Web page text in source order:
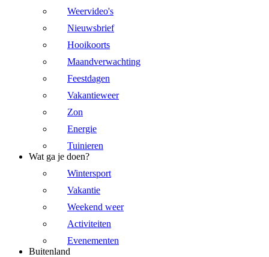
Weervideo's
Nieuwsbrief
Hooikoorts
Maandverwachting
Feestdagen
Vakantieweer
Zon
Energie
Tuinieren
Wat ga je doen?
Wintersport
Vakantie
Weekend weer
Activiteiten
Evenementen
Buitenland